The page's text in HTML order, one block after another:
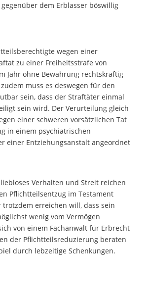
dem Erblasser böswillig
wegen einer
zu einer Freiheitsstrafe von
Jahr ohne Bewährung rechtskräftig
muss es deswegen für den
sein, dass der Straftäter einmal
sein wird. Der Verurteilung gleich
einer schweren vorsätzlichen Tat
in einem psychiatrischen
einer Entziehungsanstalt angeordnet
Verhalten und Streit reichen
Pflichtteilsentzug im Testament
trotzdem erreichen will, dass sein
wenig vom Vermögen
von einem Fachanwalt für Erbrecht
der Pflichtteilsreduzierung beraten
durch lebzeitige Schenkungen.